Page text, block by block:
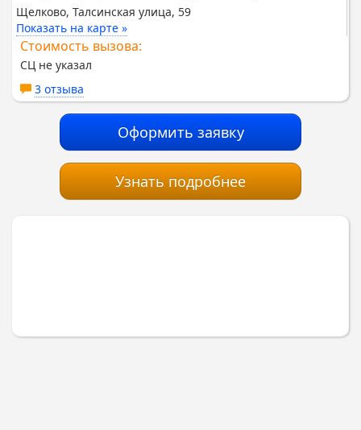
Щелково, Талсинская улица, 59
Показать на карте »
Стоимость вызова:
СЦ не указал
3 отзыва
Оформить заявку
Узнать подробнее